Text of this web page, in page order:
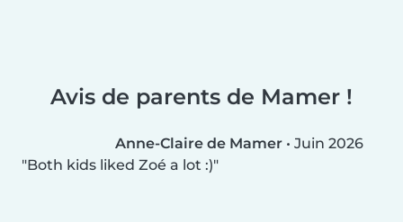
Avis de parents de Mamer !
Anne-Claire de Mamer • Juin 2026
Both kids liked Zoé a lot :)